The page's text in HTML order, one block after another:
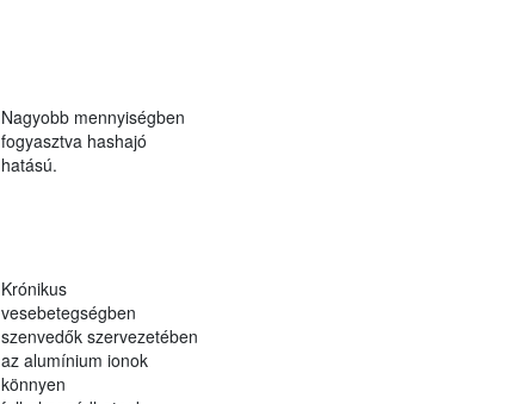
Nagyobb mennyiségben
fogyasztva hashajó
hatású.
Krónikus
vesebetegségben
szenvedők szervezetében
az alumínium ionok
könnyen